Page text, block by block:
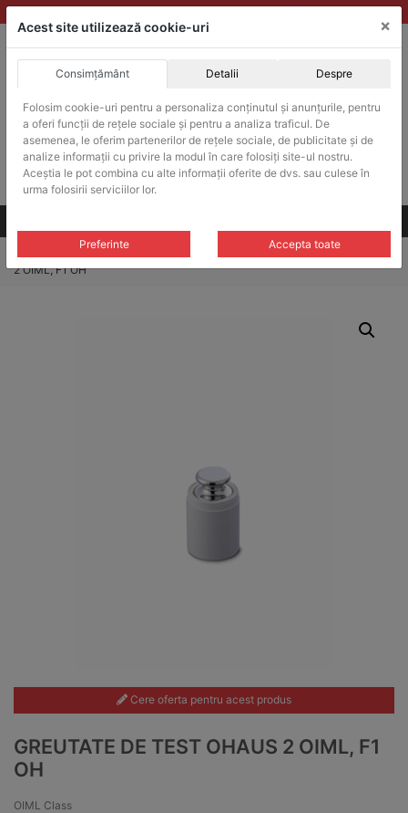
Skip
to
ACHIZITII PUBLICE
Produsele pot fi achizitionate si in sistemul SEAP / SICAP
Products
search
CAUTARE
Cere-ne oferta!
Greutati de test
/ Greutate de test Ohaus
2 OIML, F1 OH
Cere oferta pentru acest produs
GREUTATE DE TEST OHAUS 2 OIML, F1
OH
OIML Class
Acest site utilizează cookie-uri ×
Consimțământ Detalii Despre
Folosim cookie-uri pentru a personaliza conținutul și anunțurile, pentru
a oferi funcții de rețele sociale și pentru a analiza traficul. De
asemenea, le oferim partenerilor de rețele sociale, de publicitate și de
analize informații cu privire la modul în care folosiți site-ul nostru.
Aceștia le pot combina cu alte informații oferite de dvs. sau culese în
urma folosirii serviciilor lor.
Preferinte Accepta toate